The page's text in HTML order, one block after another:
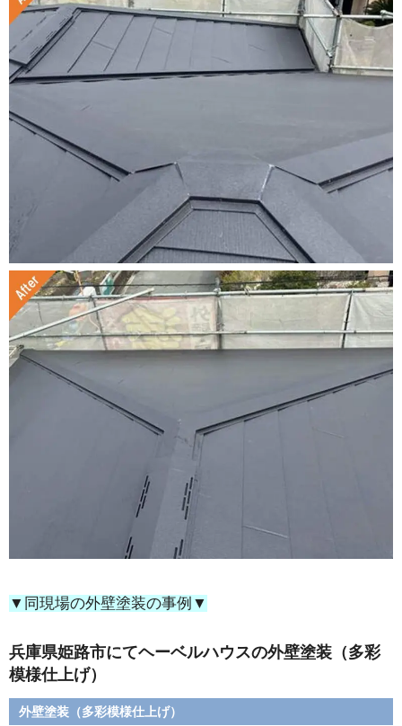
▼同現場の外壁塗装の事例▼
兵庫県姫路市にてヘーベルハウスの外壁塗装（多彩
模様仕上げ）
外壁塗装（多彩模様仕上げ）